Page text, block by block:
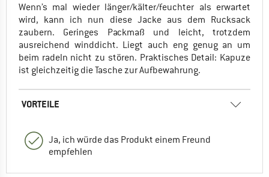
Wenn’s mal wieder länger/kälter/feuchter als erwartet
wird, kann ich nun diese Jacke aus dem Rucksack
zaubern. Geringes Packmaß und leicht, trotzdem
ausreichend winddicht. Liegt auch eng genug an um
beim radeln nicht zu stören. Praktisches Detail: Kapuze
ist gleichzeitig die Tasche zur Aufbewahrung.
VORTEILE
Ja, ich würde das Produkt einem Freund
empfehlen